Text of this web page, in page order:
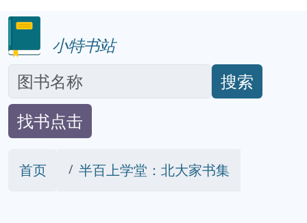
小特书站
搜索
找书点击
首页 半百上学堂：北大家书集